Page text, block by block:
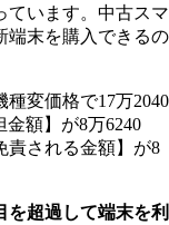
ています。中古スマ
端末を購入できるの
変価格で17万2040
金額】が8万6240
責される金額】が8
超過して端末を利